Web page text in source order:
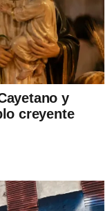
y
creyente